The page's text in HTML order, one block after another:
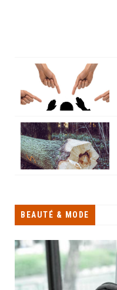
BEAUTÉ & MODE